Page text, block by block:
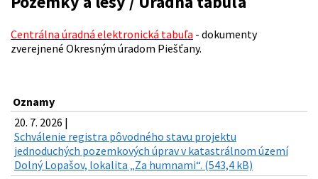
Centrálna úradná elektronická tabuľa - dokumenty
zverejnené Okresným úradom Piešťany.
Oznamy
20. 7. 2026 |
Schválenie registra pôvodného stavu projektu
jednoduchých pozemkových úprav v katastrálnom území
Dolný Lopašov, lokalita „Za humnami“. (543,4 kB)